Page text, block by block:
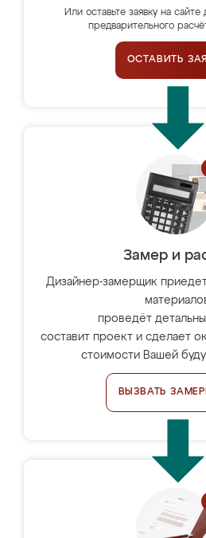
Или оставьте заявку на сайте
предварительного
ОСТАВИТЬ
Замер и
Дизайнер-замерщик
проведёт
составит проект и сделает
стоимости Вашей
ВЫЗВАТЬ